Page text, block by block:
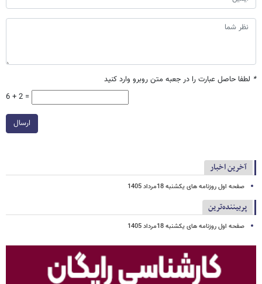
* لطفا حاصل عبارت را در جعبه متن روبرو وارد کنید
6 + 2 =
ارسال
آخرین اخبار
صفحه اول روزنامه های یکشنبه 18مرداد 1405
پربیننده‌ترین
صفحه اول روزنامه های یکشنبه 18مرداد 1405